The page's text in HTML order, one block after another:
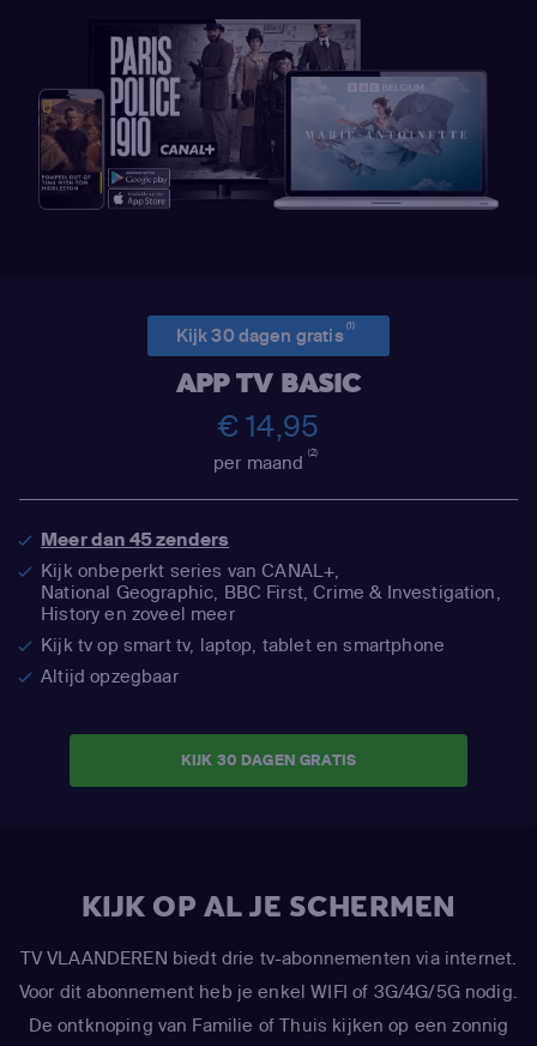
Kijk 30 dagen gratis(1)
APP TV BASIC
€ 14,95
per maand(2)
Meer dan 45 zenders
Kijk onbeperkt series van CANAL+,
National Geographic, BBC First, Crime & Investigation,
History en zoveel meer
Kijk tv op smart tv, laptop, tablet en smartphone
Altijd opzegbaar
KIJK 30 DAGEN GRATIS
KIJK OP AL JE SCHERMEN
TV VLAANDEREN biedt drie tv-abonnementen via internet.
Voor dit abonnement heb je enkel WIFI of 3G/4G/5G nodig.
De ontknoping van Familie of Thuis kijken op een zonnig